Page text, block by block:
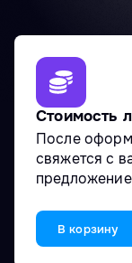
Стоимость
После
свяжется с
предложение
В корзину